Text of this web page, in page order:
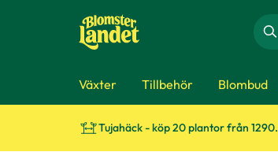
Sök
Växter Tillbehör Blombud
Tujahäck - köp 20 plantor från